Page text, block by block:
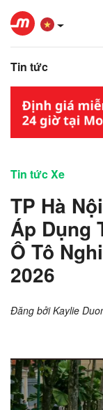
Tin tức
Tin tức Xe
TP Hà
Áp Dụng
Ô Tô
2026
Đăng bởiKaylie